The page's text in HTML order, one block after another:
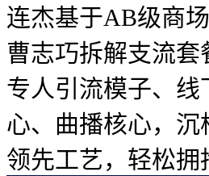
连杰基于AB级商
曹志巧拆解支流
专人引流模子、
心、曲播核心，
领先工艺，轻松拥